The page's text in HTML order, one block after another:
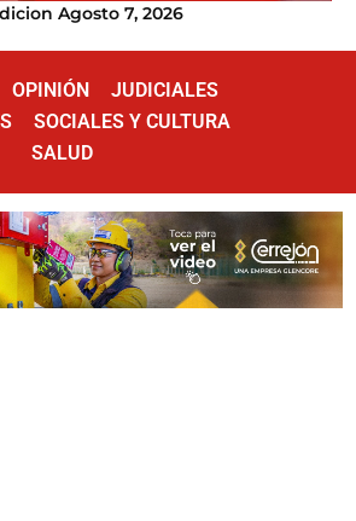
Agosto 7, 2026
OPINIÓN
JUDICIALES
SOCIALES Y CULTURA
SALUD